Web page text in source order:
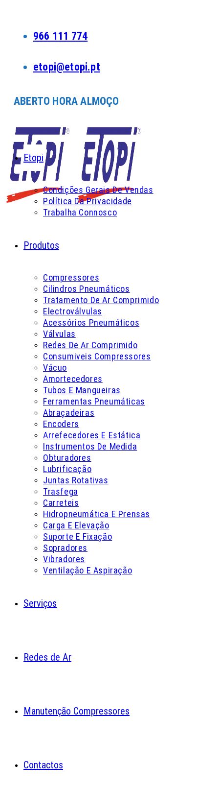
966 111 774
etopi@etopi.pt
ABERTO HORA ALMOÇO
Etopi
Condições Gerais De Vendas
Política Da Privacidade
Trabalha Connosco
Produtos
Compressores
Cilindros Pneumáticos
Tratamento De Ar Comprimido
Electroválvulas
Acessórios Pneumáticos
Válvulas
Redes De Ar Comprimido
Consumiveis Compressores
Vácuo
Amortecedores
Tubos E Mangueiras
Ferramentas Pneumáticas
Abraçadeiras
Encoders
Arrefecedores E Estática
Instrumentos De Medida
Obturadores
Lubrificação
Juntas Rotativas
Trasfega
Carreteis
Hidropneumática E Prensas
Carga E Elevação
Suporte E Fixação
Sopradores
Vibradores
Ventilação E Aspiração
Serviços
Redes de Ar
Manutenção Compressores
Contactos